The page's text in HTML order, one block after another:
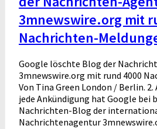
3mnewswire.org mit
Nachrichten-
Google löschte Blog der
3mnewswire.org mit rund 4000
Von Tina Green London / Berlin. 2.
jede Ankündigung hat Google bei
Nachrichten-Blog der
Nachrichtenagentur